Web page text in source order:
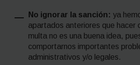
No ignorar la sanción: ya
apartados anteriores que hacer
multa no es una buena idea,
comportarnos importantes
administrativos y/o legales.